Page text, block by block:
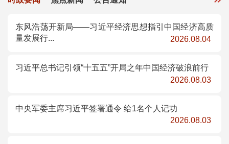
东风浩荡开新局——习近平经济思想指引中国经济高质
量发展行...
2026.08.04
习近平总书记引领“十五五”开局之年中国经济破浪前行
2026.08.03
中央军委主席习近平签署通令 给1名个人记功
2026.08.03